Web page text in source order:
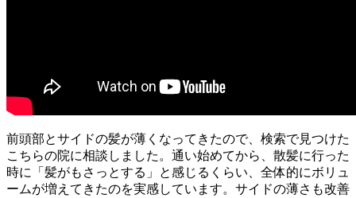
前頭部とサイドの髪が薄くなってきたので、検索で見つけた
こちらの院に相談しました。通い始めてから、散髪に行った
時に「髪がもさっとする」と感じるくらい、全体的にボリュ
ームが増えてきたのを実感しています。サイドの薄さも改善